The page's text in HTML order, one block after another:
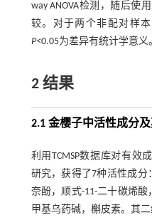
way ANOVA检测，随后使
较。对于两个非配对样
P<0.05为差异有统计学意义
2 结果
2.1 金樱子中活性成分
利用TCMSP数据库对有效
研究，获得了7种活性成分
奈酚，顺式-11-二十碳烯酸
甲基乌药碱，槲皮素。其